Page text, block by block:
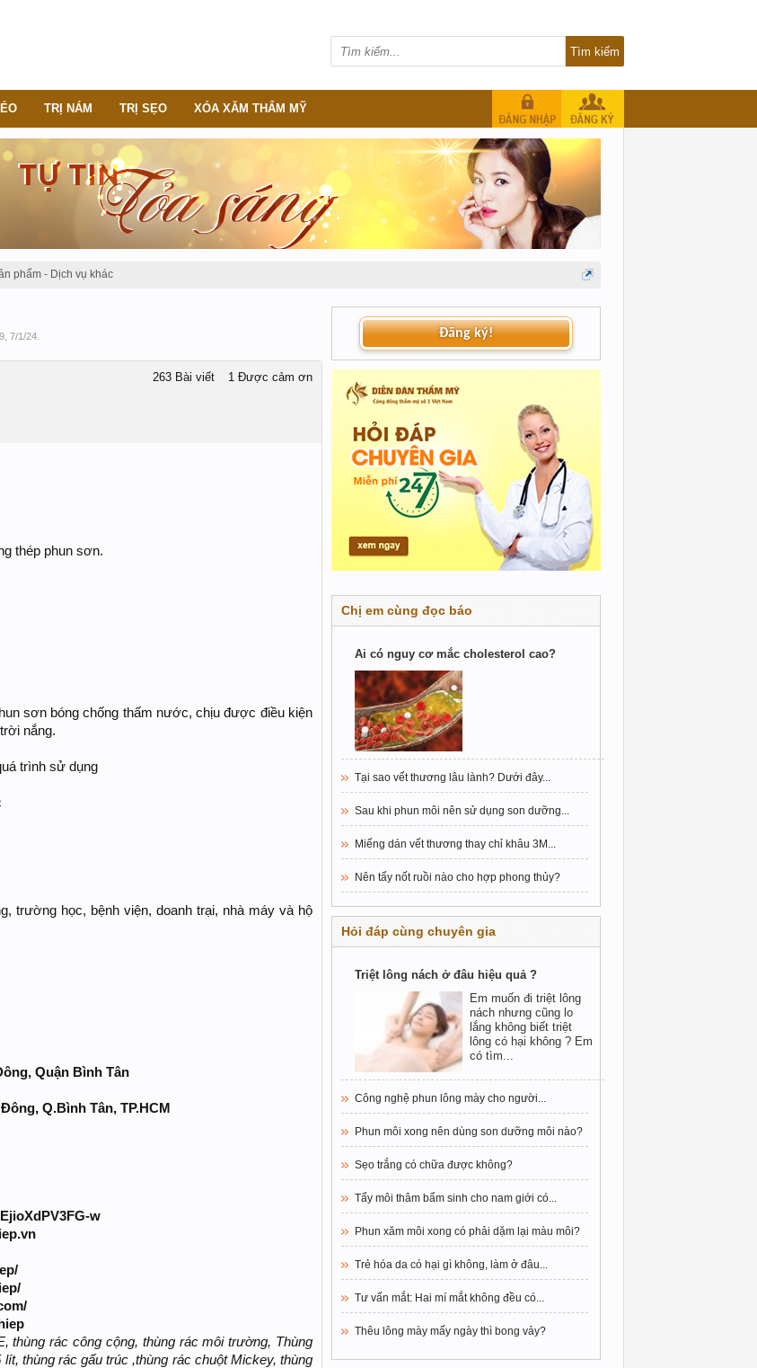
phẩm - Dịch vụ khác
7/1/24
263 Bài viết 1 Được cảm ơn
thép phun sơn.
sơn bóng chống thấm nước, chịu được điều kiện
nắng.
trình sử dụng
trường học, bệnh viện, doanh trại, nhà máy và hộ
Quận Bình Tân
Q.Bình Tân, TP.HCM
w
thùng rác công cộng, thùng rác môi trường, Thùng
thùng rác gấu trúc ,thùng rác chuột Mickey, thùng
Đăng ký!
Chị em cùng đọc báo
Ai có nguy cơ mắc cholesterol cao?
Tại sao vết thương lâu lành? Dưới đây...
Sau khi phun môi nên sử dụng son dưỡng...
Miếng dán vết thương thay chỉ khâu 3M...
Nên tẩy nốt ruồi nào cho hợp phong thủy?
Hỏi đáp cùng chuyên gia
Triệt lông nách ở đâu hiệu quả ?
Em muốn đi triệt lông
nách nhưng cũng lo
lắng không biết triệt
lông có hại không ? Em
có tìm...
Công nghệ phun lông mày cho người...
Phun môi xong nên dùng son dưỡng môi nào?
Sẹo trắng có chữa được không?
Tẩy môi thâm bẩm sinh cho nam giới có...
Phun xăm môi xong có phải dặm lại màu môi?
Trẻ hóa da có hại gì không, làm ở đâu...
Tư vấn mắt: Hai mí mắt không đều có...
Thêu lông mày mấy ngày thì bong vảy?
TRỊ NÁM TRỊ SẸO XÓA XĂM THẨM MỸ